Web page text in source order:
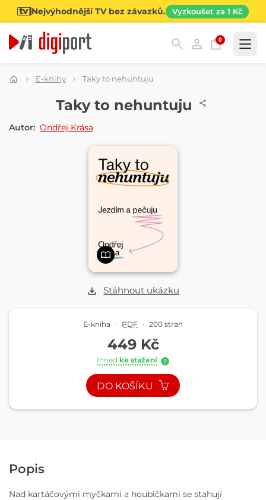
Nejvýhodnější TV bez závazků. Vyzkoušet za 1 Kč
0
Kategorie
E-knihy Taky to nehuntuju
Stáhnout ukázku
Taky to nehuntuju
Autor: Ondřej Krása
E-kniha · PDF · 200 stran
449 Kč
Ihned ke stažení ?
DO KOŠÍKU
Popis
Nad kartáčovými myčkami a houbičkami se stahují